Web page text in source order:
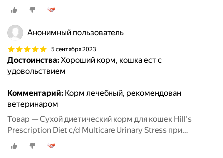
профилактике цистита и мочекаменной болезни (мкб),
в том числе вызванные стрессом, с курицей 400 г
Анонимный пользователь
5 сентября 2023
Достоинства:Хороший корм, кошка ест с
удовольствием
Комментарий: Корм лечебный, рекомендован
ветеринаром
Товар — Сухой диетический корм для кошек Hill's
Prescription Diet c/d Multicare Urinary Stress при
профилактике цистита и мочекаменной болезни (мкб),
в том числе вызванные стрессом, с курицей 400 г